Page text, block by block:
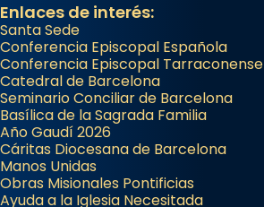
Enlaces de interés:
Santa Sede
Conferencia Episcopal Española
Conferencia Episcopal Tarraconense
Catedral de Barcelona
Seminario Conciliar de Barcelona
Basílica de la Sagrada Familia
Año Gaudí 2026
Cáritas Diocesana de Barcelona
Manos Unidas
Obras Misionales Pontificias
Ayuda a la Iglesia Necesitada